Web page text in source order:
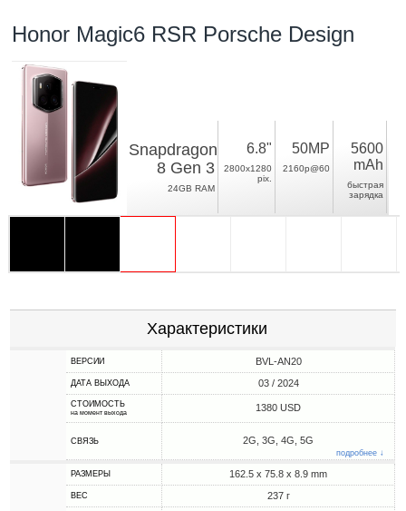
Honor Magic6 RSR Porsche Design
Snapdragon
8 Gen 3
24GB RAM
6.8"
2800x1280
pix.
50MP
2160p@60
5600
mAh
быстрая
зарядка
Характеристики
ВЕРСИИ BVL-AN20
ДАТА ВЫХОДА 03 / 2024
СТОИМОСТЬ
на момент выхода 1380 USD
СВЯЗЬ 2G, 3G, 4G, 5G
подробнее ↓
РАЗМЕРЫ 162.5 x 75.8 x 8.9 mm
ВЕС 237 г